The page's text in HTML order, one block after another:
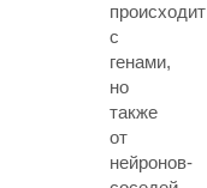
происходит
с
генами,
но
также
от
нейронов-